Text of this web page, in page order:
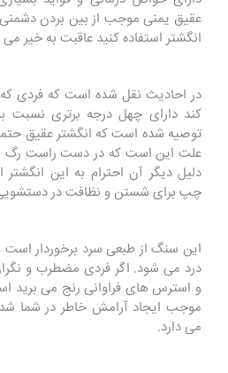
عقیق یمنی موجب از بین بردن
انگشتر استفاده کنید عاقبت به خیر
در احادیث نقل شده است که فردی
کند دارای چهل درجه برتری
توصیه شده است که انگشتر عقیق
علت این است که در دست راست رگ
دلیل دیگر آن احترام به این
چپ برای شستن و نظافت در
این سنگ از طبعی سرد برخوردار
درد می شود. اگر فردی مضطرب و
و استرس های فراوانی رنج می برید
موجب ایجاد آرامش خاطر در شما
می دارد.